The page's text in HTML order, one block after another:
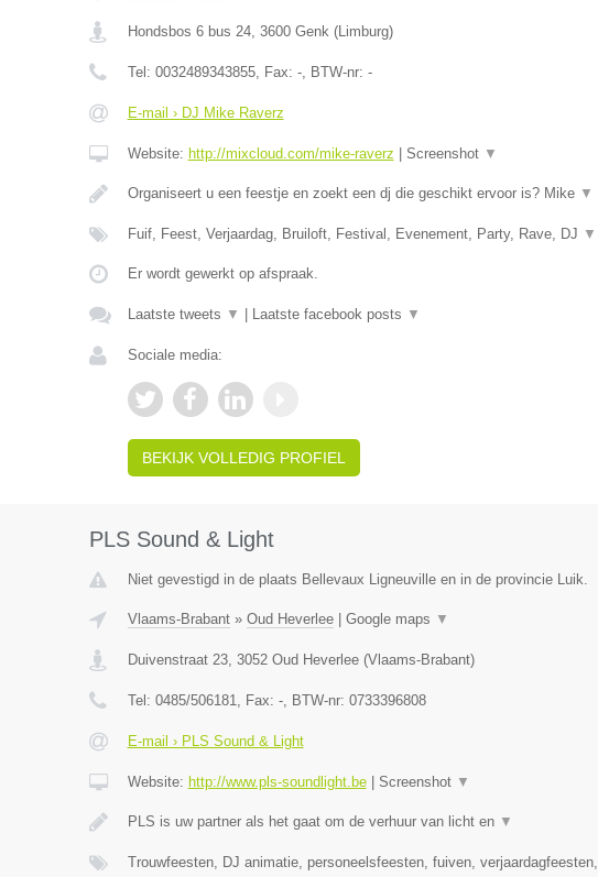
Hondsbos 6 bus 24, 3600 Genk(Limburg)
Tel: 0032489343855, Fax: -, BTW-nr: -
E-mail › DJ Mike Raverz
Website: http://mixcloud.com/mike-raverz Screenshot ▼
Organiseert u een feestje en zoekt een dj die geschikt ervoor is? Mike ▼
Fuif, Feest, Verjaardag, Bruiloft, Festival, Evenement, Party, Rave, DJ ▼
Er wordt gewerkt op afspraak.
Laatste tweets ▼ Laatste facebook posts ▼
Sociale media:
BEKIJK VOLLEDIG PROFIEL
PLS Sound & Light
Niet gevestigd in de plaats Bellevaux Ligneuville en in de provincie Luik.
Vlaams-Brabant» Oud Heverlee| Google maps ▼
Duivenstraat 23, 3052 Oud Heverlee(Vlaams-Brabant)
Tel: 0485/506181, Fax: -, BTW-nr: 0733396808
E-mail › PLS Sound & Light
Website: http://www.pls-soundlight.be| Screenshot ▼
PLS is uw partner als het gaat om de verhuur van licht en ▼
Trouwfeesten, DJ animatie, personeelsfeesten, fuiven, verjaardagfeesten,